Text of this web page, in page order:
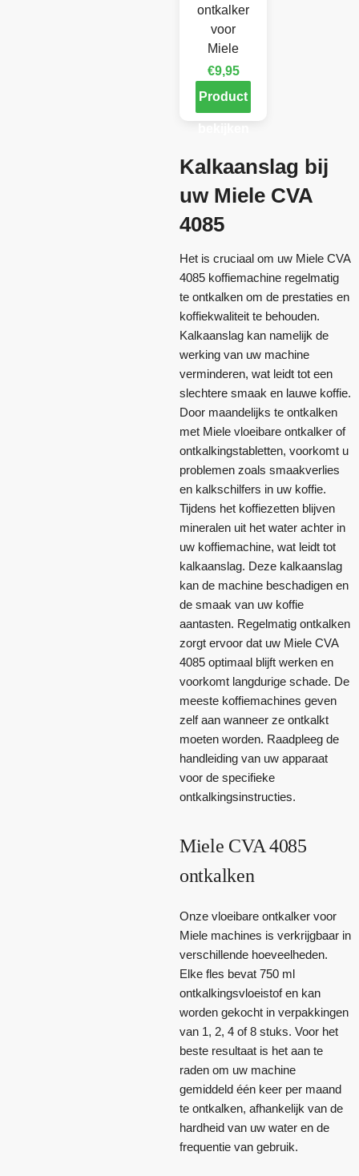
ontkalker
voor
Miele
€9,95
Product
Kalkaanslag bij
uw Miele CVA
4085
Het is cruciaal om uw Miele CVA
4085 koffiemachine regelmatig
te ontkalken om de prestaties en
koffiekwaliteit te behouden.
Kalkaanslag kan namelijk de
werking van uw machine
verminderen, wat leidt tot een
slechtere smaak en lauwe koffie.
Door maandelijks te ontkalken
met Miele vloeibare ontkalker of
ontkalkingstabletten, voorkomt u
problemen zoals smaakverlies
en kalkschilfers in uw koffie.
Tijdens het koffiezetten blijven
mineralen uit het water achter in
uw koffiemachine, wat leidt tot
kalkaanslag. Deze kalkaanslag
kan de machine beschadigen en
de smaak van uw koffie
aantasten. Regelmatig ontkalken
zorgt ervoor dat uw Miele CVA
4085 optimaal blijft werken en
voorkomt langdurige schade. De
meeste koffiemachines geven
zelf aan wanneer ze ontkalkt
moeten worden. Raadpleeg de
handleiding van uw apparaat
voor de specifieke
ontkalkingsinstructies.
Miele CVA 4085
ontkalken
Onze vloeibare ontkalker voor
Miele machines is verkrijgbaar in
verschillende hoeveelheden.
Elke fles bevat 750 ml
ontkalkingsvloeistof en kan
worden gekocht in verpakkingen
van 1, 2, 4 of 8 stuks. Voor het
beste resultaat is het aan te
raden om uw machine
gemiddeld één keer per maand
te ontkalken, afhankelijk van de
hardheid van uw water en de
frequentie van gebruik.